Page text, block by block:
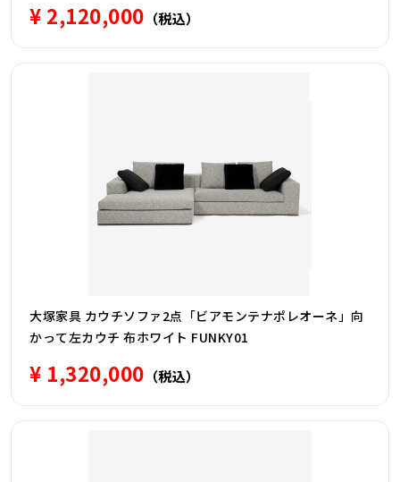
¥ 2,120,000 （税込）
大塚家具 カウチソファ2点「ビアモンテナポレオーネ」向
かって左カウチ 布ホワイト FUNKY01
¥ 1,320,000 （税込）